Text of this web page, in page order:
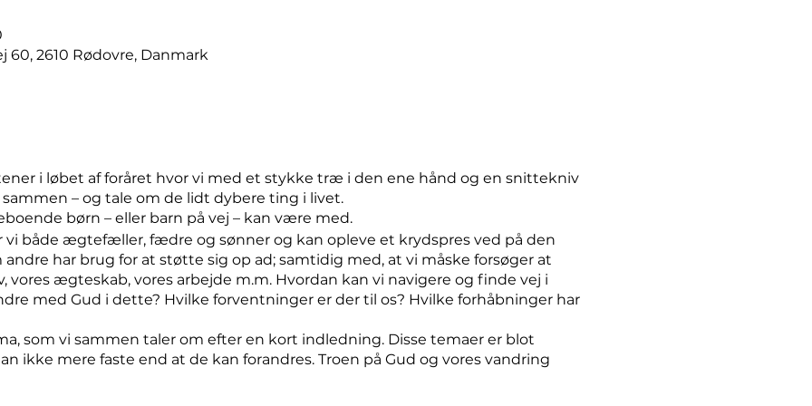
2610 Rødovre, Danmark
i løbet af foråret hvor vi med et stykke træ i den ene hånd og en snittekniv
– og tale om de lidt dybere ting i livet.
børn – eller barn på vej – kan være med.
både ægtefæller, fædre og sønner og kan opleve et krydspres ved på den
har brug for at støtte sig op ad; samtidig med, at vi måske forsøger at
vores ægteskab, vores arbejde m.m. Hvordan kan vi navigere og finde vej i
med Gud i dette? Hvilke forventninger er der til os? Hvilke forhåbninger har
som vi sammen taler om efter en kort indledning. Disse temaer er blot
ikke mere faste end at de kan forandres. Troen på Gud og vores vandring